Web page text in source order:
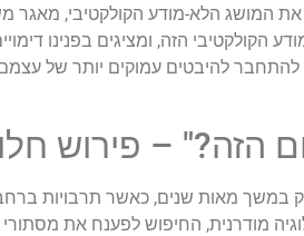
את המושג הלא-מודע הקולקטיבי, מאגר
הקולקטיבי הזה, ומציגים בפנינו
להתחבר להיבטים עמוקים יותר של
הזה?" – פירוש
במשך מאות שנים, כאשר תרבויות
מודרנית, החיפוש לפענח את